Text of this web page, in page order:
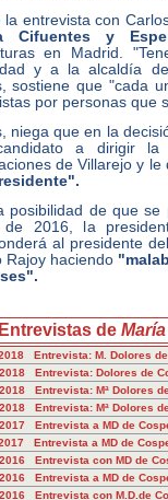
la entrevista con
Cifuentes y
en Madrid.
y a la alcaldía
sostiene que "cada
por personas que
niega que en la
a dirigir la
de Villarejo y
posibilidad de que se
de 2016, la
al presidente
Rajoy haciendo
de
Entrevista: M. Dolores
Entrevista: Dolores de
Entrevista: Mª Dolores
Entrevista: Mª Dolores
Entrevista a MD de
Entrevista a MD de
Entrevista con MD de
Entrevista a MD de
Entrevista con M.D.de